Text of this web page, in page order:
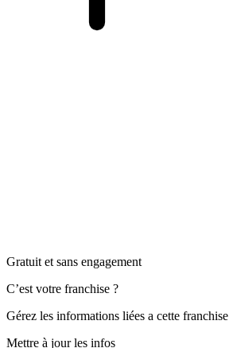
Gratuit et sans engagement
C’est votre franchise ?
Gérez les informations liées a cette franchise
Mettre à jour les infos